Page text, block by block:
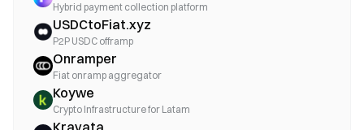
Hybrid payment collection platform
USDCtoFiat.xyz
P2P USDC offramp
Onramper
Fiat onramp aggregator
Koywe
Crypto Infrastructure for Latam
Kravata